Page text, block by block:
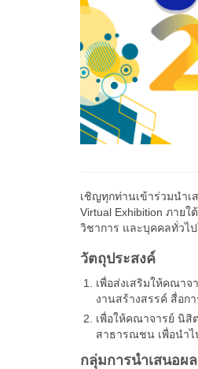
เชิญทุกท่านเข้าร่วมนำ
Virtual Exhibition ภาย
วิชาการ และบุคคลทั่วไ
วัตถุประสงค์
เพื่อส่งเสริมให้คณา
งานสร้างสรรค์ สื่อก
เพื่อให้คณาจารย์ นิสิ
สาธารณชน เพื่อนำ
กลุ่มการนำเสนอผ